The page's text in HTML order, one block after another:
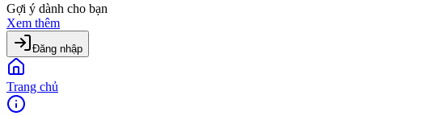
Gợi ý dành cho bạn
Xem thêm
Đăng nhập
Trang chủ